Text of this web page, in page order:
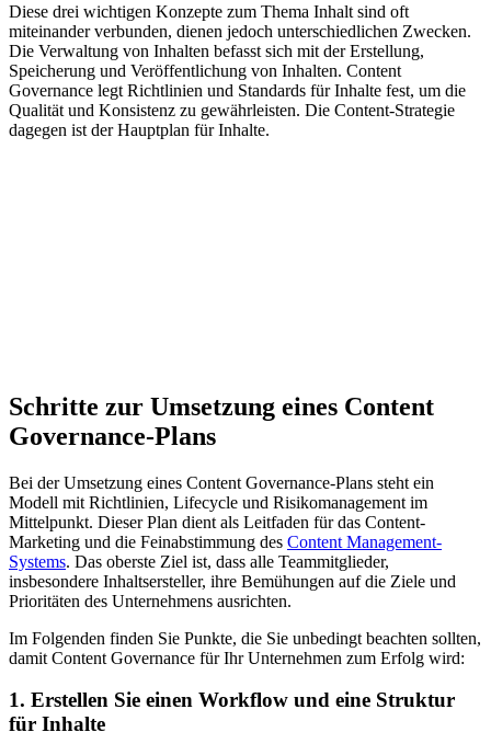
Diese drei wichtigen Konzepte zum Thema Inhalt sind oft
miteinander verbunden, dienen jedoch unterschiedlichen Zwecken.
Die Verwaltung von Inhalten befasst sich mit der Erstellung,
Speicherung und Veröffentlichung von Inhalten. Content
Governance legt Richtlinien und Standards für Inhalte fest, um die
Qualität und Konsistenz zu gewährleisten. Die Content-Strategie
dagegen ist der Hauptplan für Inhalte.
Schritte zur Umsetzung eines Content
Governance-Plans
Bei der Umsetzung eines Content Governance-Plans steht ein
Modell mit Richtlinien, Lifecycle und Risikomanagement im
Mittelpunkt. Dieser Plan dient als Leitfaden für das Content-
Marketing und die Feinabstimmung des Content Management-
Systems. Das oberste Ziel ist, dass alle Teammitglieder,
insbesondere Inhaltsersteller, ihre Bemühungen auf die Ziele und
Prioritäten des Unternehmens ausrichten.
Im Folgenden finden Sie Punkte, die Sie unbedingt beachten sollten,
damit Content Governance für Ihr Unternehmen zum Erfolg wird:
1. Erstellen Sie einen Workflow und eine Struktur
für Inhalte